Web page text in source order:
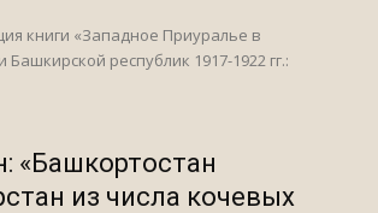
книги «Западное Приуралье в
республик 1917-1922 гг.:
«Башкортостан
из числа кочевых